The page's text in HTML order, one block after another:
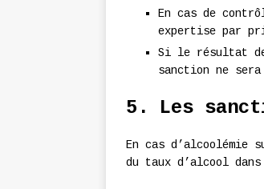
En cas de
expertise par
Si le résultat
sanction ne
5. Les
En cas
du taux d’alcool